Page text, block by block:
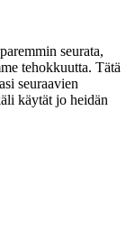
seurata,
tehokkuutta. Tätä
seuraavien
käytät jo heidän